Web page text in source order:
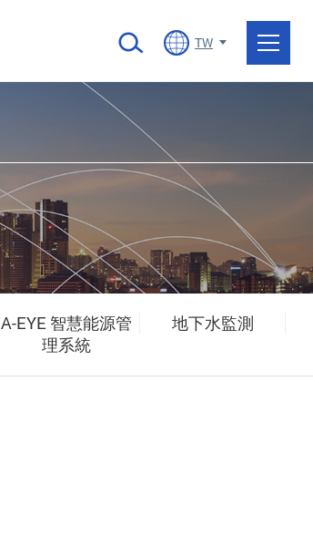
TW
A-EYE 智慧能源管
理系統
地下水監測